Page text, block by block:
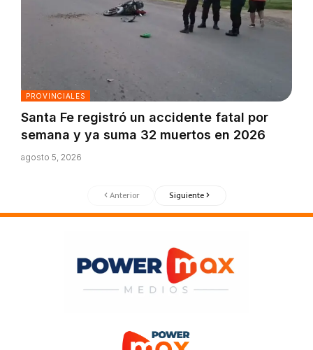
PROVINCIALES
Santa Fe registró un accidente fatal por
semana y ya suma 32 muertos en 2026
agosto 5, 2026
Anterior Siguiente